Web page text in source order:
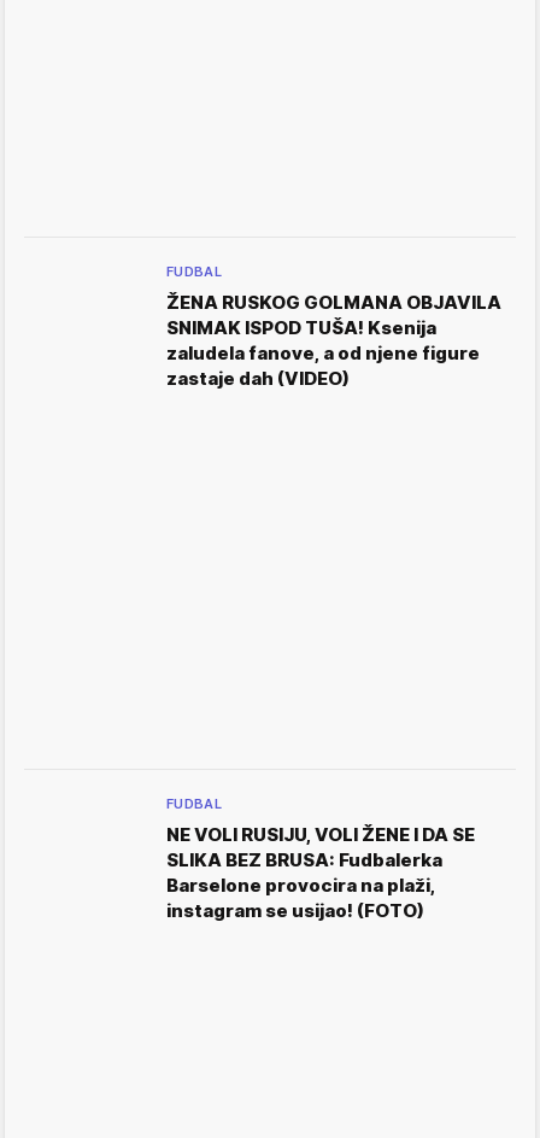
FUDBAL
ŽENA RUSKOG GOLMANA OBJAVILA
SNIMAK ISPOD TUŠA! Ksenija
zaludela fanove, a od njene figure
zastaje dah (VIDEO)
FUDBAL
NE VOLI RUSIJU, VOLI ŽENE I DA SE
SLIKA BEZ BRUSA: Fudbalerka
Barselone provocira na plaži,
instagram se usijao! (FOTO)